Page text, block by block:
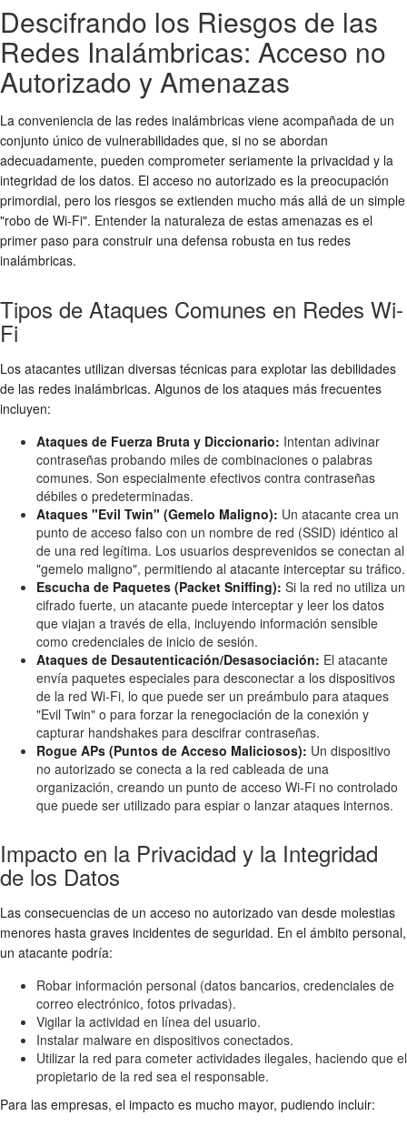
Descifrando los Riesgos de las
Redes Inalámbricas: Acceso no
Autorizado y Amenazas
La conveniencia de las redes inalámbricas viene acompañada de un
conjunto único de vulnerabilidades que, si no se abordan
adecuadamente, pueden comprometer seriamente la privacidad y la
integridad de los datos. El acceso no autorizado es la preocupación
primordial, pero los riesgos se extienden mucho más allá de un simple
"robo de Wi-Fi". Entender la naturaleza de estas amenazas es el
primer paso para construir una defensa robusta en tus redes
inalámbricas.
Tipos de Ataques Comunes en Redes Wi-
Fi
Los atacantes utilizan diversas técnicas para explotar las debilidades
de las redes inalámbricas. Algunos de los ataques más frecuentes
incluyen:
Ataques de Fuerza Bruta y Diccionario: Intentan adivinar
contraseñas probando miles de combinaciones o palabras
comunes. Son especialmente efectivos contra contraseñas
débiles o predeterminadas.
Ataques "Evil Twin" (Gemelo Maligno): Un atacante crea un
punto de acceso falso con un nombre de red (SSID) idéntico al
de una red legítima. Los usuarios desprevenidos se conectan al
"gemelo maligno", permitiendo al atacante interceptar su tráfico.
Escucha de Paquetes (Packet Sniffing): Si la red no utiliza un
cifrado fuerte, un atacante puede interceptar y leer los datos
que viajan a través de ella, incluyendo información sensible
como credenciales de inicio de sesión.
Ataques de Desautenticación/Desasociación: El atacante
envía paquetes especiales para desconectar a los dispositivos
de la red Wi-Fi, lo que puede ser un preámbulo para ataques
"Evil Twin" o para forzar la renegociación de la conexión y
capturar handshakes para descifrar contraseñas.
Rogue APs (Puntos de Acceso Maliciosos): Un dispositivo
no autorizado se conecta a la red cableada de una
organización, creando un punto de acceso Wi-Fi no controlado
que puede ser utilizado para espiar o lanzar ataques internos.
Impacto en la Privacidad y la Integridad
de los Datos
Las consecuencias de un acceso no autorizado van desde molestias
menores hasta graves incidentes de seguridad. En el ámbito personal,
un atacante podría:
Robar información personal (datos bancarios, credenciales de
correo electrónico, fotos privadas).
Vigilar la actividad en línea del usuario.
Instalar malware en dispositivos conectados.
Utilizar la red para cometer actividades ilegales, haciendo que el
propietario de la red sea el responsable.
Para las empresas, el impacto es mucho mayor, pudiendo incluir: